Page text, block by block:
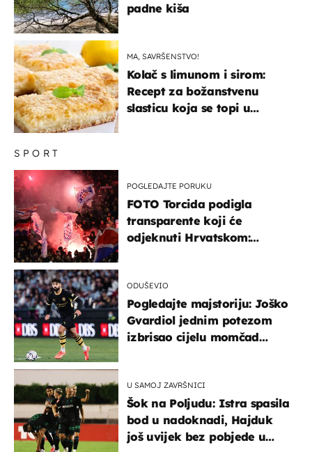
SPORT
POGLEDAJTE PORUKU
FOTO Torcida podigla
transparente koji će
odjeknuti Hrvatskom:
ODUŠEVIO
Pogledajte majstoriju: Joško
Gvardiol jednim potezom
izbrisao cijelu momčad
U SAMOJ ZAVRŠNICI
Šok na Poljudu: Istra spasila
bod u nadoknadi, Hajduk
još uvijek bez pobjede u
padne kiša
MA, SAVRŠENSTVO!
Kolač s limunom i sirom:
Recept za božanstvenu
slasticu koja se topi u